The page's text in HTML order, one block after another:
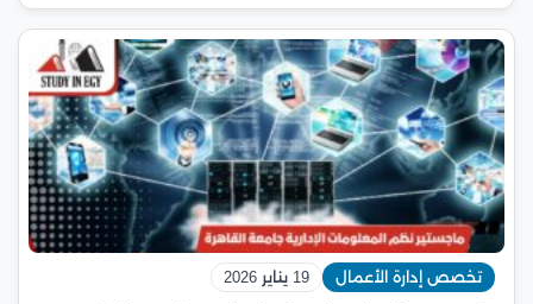
تخصص إدارة الأعمال 19 يناير 2026